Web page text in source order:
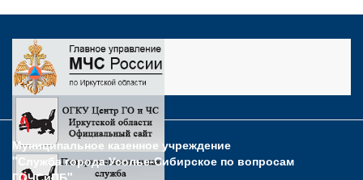
Муниципальное казенное учреждение
"Служба города Усолье-Сибирское по вопросам